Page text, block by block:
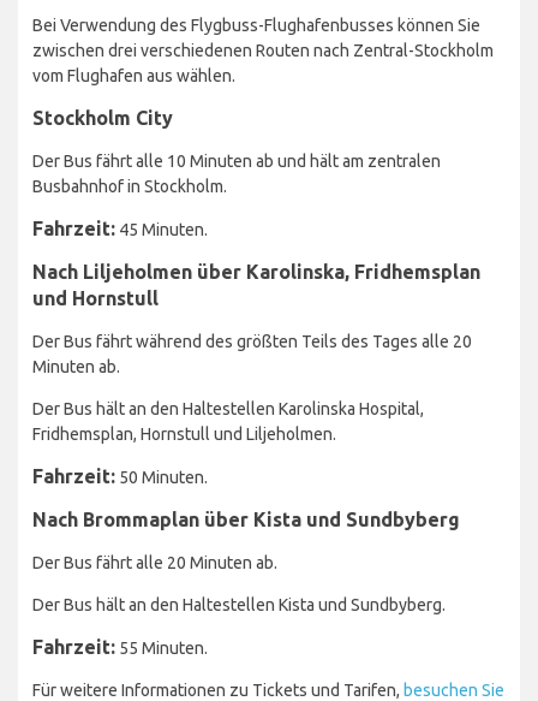
Bei Verwendung des Flygbuss-Flughafenbusses können Sie
zwischen drei verschiedenen Routen nach Zentral-Stockholm
vom Flughafen aus wählen.
Stockholm City
Der Bus fährt alle 10 Minuten ab und hält am zentralen
Busbahnhof in Stockholm.
Fahrzeit: 45 Minuten.
Nach Liljeholmen über Karolinska, Fridhemsplan
und Hornstull
Der Bus fährt während des größten Teils des Tages alle 20
Minuten ab.
Der Bus hält an den Haltestellen Karolinska Hospital,
Fridhemsplan, Hornstull und Liljeholmen.
Fahrzeit: 50 Minuten.
Nach Brommaplan über Kista und Sundbyberg
Der Bus fährt alle 20 Minuten ab.
Der Bus hält an den Haltestellen Kista und Sundbyberg.
Fahrzeit: 55 Minuten.
Für weitere Informationen zu Tickets und Tarifen, besuchen Sie